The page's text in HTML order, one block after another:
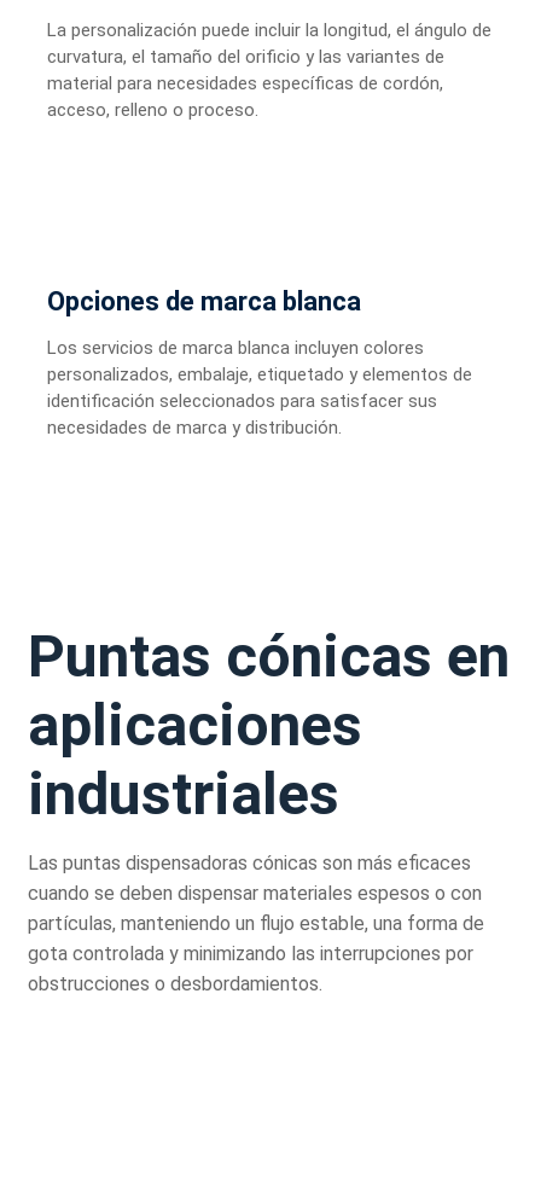
La personalización puede incluir la longitud, el ángulo de
curvatura, el tamaño del orificio y las variantes de
material para necesidades específicas de cordón,
acceso, relleno o proceso.
Opciones de marca blanca
Los servicios de marca blanca incluyen colores
personalizados, embalaje, etiquetado y elementos de
identificación seleccionados para satisfacer sus
necesidades de marca y distribución.
Puntas cónicas en
aplicaciones
industriales
Las puntas dispensadoras cónicas son más eficaces
cuando se deben dispensar materiales espesos o con
partículas, manteniendo un flujo estable, una forma de
gota controlada y minimizando las interrupciones por
obstrucciones o desbordamientos.